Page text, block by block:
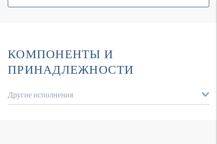
КОМПОНЕНТЫ И
ПРИНАДЛЕЖНОСТИ
Другие исполнения